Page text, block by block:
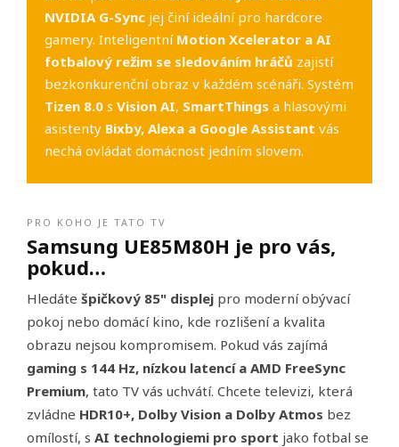
NVIDIA G-Sync jej činí ideální pro hardcore
gamery. Inteligentní Motion Xcelerator a AI
fotbalový režim se sledováním hráčů zajistí
bezkonkurenční obraz v každém scénáři. Systém
Tizen 8.0 s Vision AI, SmartThings a hlasovými
asistenty Bixby, Alexa a Google Assistant vás
nechá ovládat domácnost jedním slovem.
PRO KOHO JE TATO TV
Samsung UE85M80H je pro vás,
pokud…
Hledáte špičkový 85" displej pro moderní obývací
pokoj nebo domácí kino, kde rozlišení a kvalita
obrazu nejsou kompromisem. Pokud vás zajímá
gaming s 144 Hz, nízkou latencí a AMD FreeSync
Premium, tato TV vás uchvátí. Chcete televizi, která
zvládne HDR10+, Dolby Vision a Dolby Atmos bez
omílostí, s AI technologiemi pro sport jako fotbal se